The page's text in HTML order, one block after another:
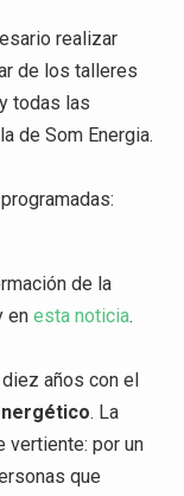
realizar
de los talleres
todas las
de Som Energia.
de la
en esta noticia.
años con el
. La
vertiente: por un
que